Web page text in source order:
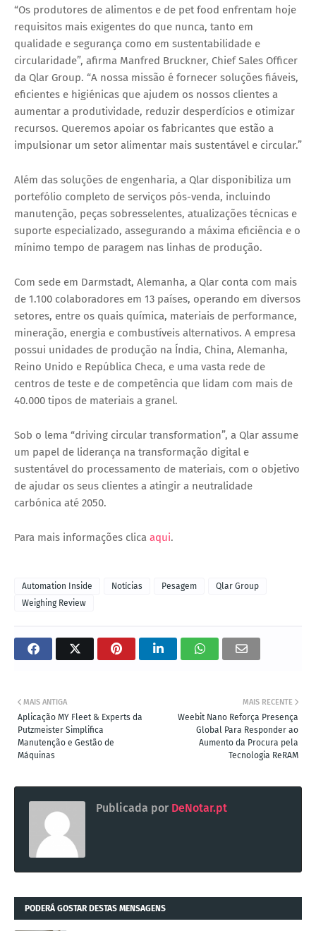
“Os produtores de alimentos e de pet food enfrentam hoje
requisitos mais exigentes do que nunca, tanto em
qualidade e segurança como em sustentabilidade e
circularidade”, afirma Manfred Bruckner, Chief Sales Officer
da Qlar Group. “A nossa missão é fornecer soluções fiáveis,
eficientes e higiénicas que ajudem os nossos clientes a
aumentar a produtividade, reduzir desperdícios e otimizar
recursos. Queremos apoiar os fabricantes que estão a
impulsionar um setor alimentar mais sustentável e circular.”
Além das soluções de engenharia, a Qlar disponibiliza um
portefólio completo de serviços pós-venda, incluindo
manutenção, peças sobresselentes, atualizações técnicas e
suporte especializado, assegurando a máxima eficiência e o
mínimo tempo de paragem nas linhas de produção.
Com sede em Darmstadt, Alemanha, a Qlar conta com mais
de 1.100 colaboradores em 13 países, operando em diversos
setores, entre os quais química, materiais de performance,
mineração, energia e combustíveis alternativos. A empresa
possui unidades de produção na Índia, China, Alemanha,
Reino Unido e República Checa, e uma vasta rede de
centros de teste e de competência que lidam com mais de
40.000 tipos de materiais a granel.
Sob o lema “driving circular transformation”, a Qlar assume
um papel de liderança na transformação digital e
sustentável do processamento de materiais, com o objetivo
de ajudar os seus clientes a atingir a neutralidade
carbónica até 2050.
Para mais informações clica aqui.
Automation Inside Notícias Pesagem
Qlar Group
Weighing Review
MAIS RECENTE
Weebit Nano Reforça Presença
Global Para Responder ao
Aumento da Procura pela
Tecnologia ReRAM
MAIS ANTIGA
Aplicação MY Fleet & Experts da
Putzmeister Simplifica
Manutenção e Gestão de
Máquinas
Publicada por DeNotar.pt
PODERÁ GOSTAR DESTAS MENSAGENS